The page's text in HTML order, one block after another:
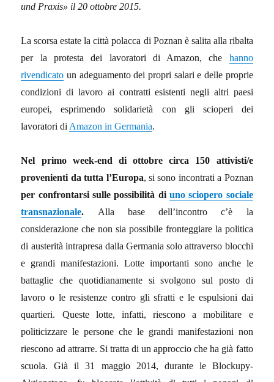
und Praxis» il 20 ottobre 2015.
La scorsa estate la città polacca di Poznan è salita alla ribalta
per la protesta dei lavoratori di Amazon, che hanno
rivendicato un adeguamento dei propri salari e delle proprie
condizioni di lavoro ai contratti esistenti negli altri paesi
europei, esprimendo solidarietà con gli scioperi dei
lavoratori di Amazon in Germania.
Nel primo week-end di ottobre circa 150 attivisti/e
provenienti da tutta l’Europa, si sono incontrati a Poznan
per confrontarsi sulle possibilità di uno sciopero sociale
transnazionale. Alla base dell’incontro c’è la
considerazione che non sia possibile fronteggiare la politica
di austerità intrapresa dalla Germania solo attraverso blocchi
e grandi manifestazioni. Lotte importanti sono anche le
battaglie che quotidianamente si svolgono sul posto di
lavoro o le resistenze contro gli sfratti e le espulsioni dai
quartieri. Queste lotte, infatti, riescono a mobilitare e
politicizzare le persone che le grandi manifestazioni non
riescono ad attrarre. Si tratta di un approccio che ha già fatto
scuola. Già il 31 maggio 2014, durante le Blockupy-